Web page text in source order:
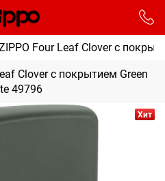
Four Leaf Clover с
Clover с покрытием Green
49796
Хит
сроки доставки